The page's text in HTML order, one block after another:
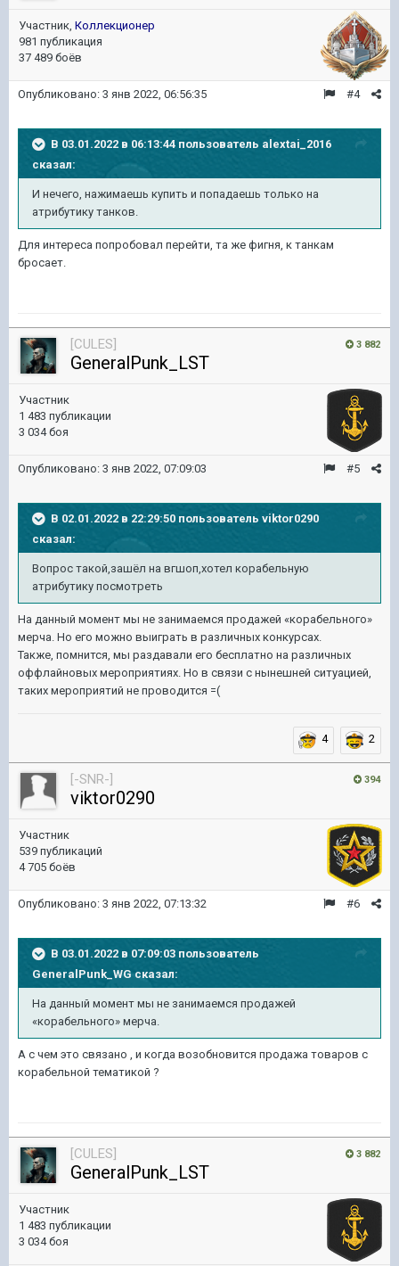
Участник, Коллекционер
981 публикация
37 489 боёв
#4
Опубликовано: 3 янв 2022, 06:56:35
В 03.01.2022 в 06:13:44 пользователь alextai_2016
сказал:
И нечего, нажимаешь купить и попадаешь только на
атрибутику танков.
Для интереса попробовал перейти, та же фигня, к танкам
бросает.
3 882
[CULES]
GeneralPunk_LST
Участник
1 483 публикации
3 034 боя
#5
Опубликовано: 3 янв 2022, 07:09:03
В 02.01.2022 в 22:29:50 пользователь viktor0290
сказал:
Вопрос такой,зашёл на вгшоп,хотел корабельную
атрибутику посмотреть
На данный момент мы не занимаемся продажей «корабельного»
мерча. Но его можно выиграть в различных конкурсах.
Также, помнится, мы раздавали его бесплатно на различных
оффлайновых мероприятиях. Но в связи с нынешней ситуацией,
таких мероприятий не проводится =(
4 2
394
[-SNR-]
viktor0290
Участник
539 публикаций
4 705 боёв
#6
Опубликовано: 3 янв 2022, 07:13:32
В 03.01.2022 в 07:09:03 пользователь
GeneralPunk_WGсказал:
На данный момент мы не занимаемся продажей
«корабельного» мерча.
А с чем это связано , и когда возобновится продажа товаров с
корабельной тематикой ?
3 882
[CULES]
GeneralPunk_LST
Участник
1 483 публикации
3 034 боя